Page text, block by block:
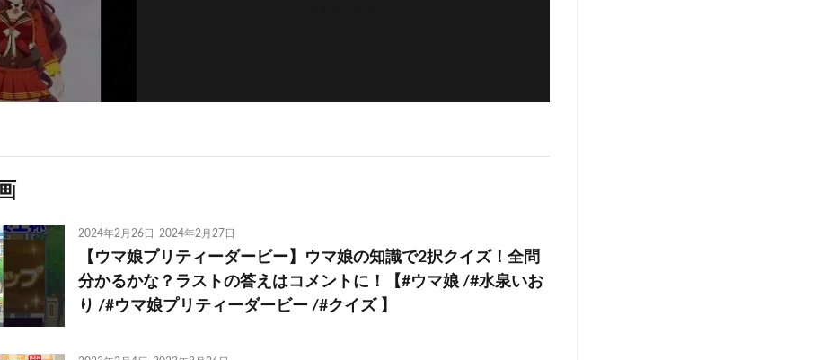
2024年2月26日 2024年2月27日
【ウマ娘プリティーダービー】ウマ娘の知識で2択クイズ！全問
分かるかな？ラストの答えはコメントに！【#ウマ娘 /#水泉いお
り /#ウマ娘プリティーダービー /#クイズ 】